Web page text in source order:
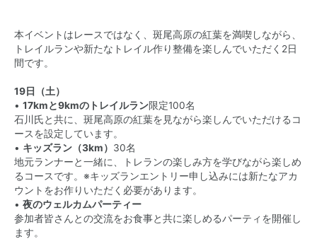
本イベントはレースではなく、斑尾高原の紅葉を満喫しながら、
トレイルランや新たなトレイル作り整備を楽しんでいただく2日
間です。
19日（土）
• 17kmと9kmのトレイルラン限定100名
石川氏と共に、斑尾高原の紅葉を見ながら楽しんでいただけるコ
ースを設定しています。
• キッズラン（3km） 30名
地元ランナーと一緒に、トレランの楽しみ方を学びながら楽しめ
るコースです。※キッズランエントリー申し込みには新たなアカ
ウントをお作りいただく必要があります。
• 夜のウェルカムパーティー
参加者皆さんとの交流をお食事と共に楽しめるパーティを開催し
ます。